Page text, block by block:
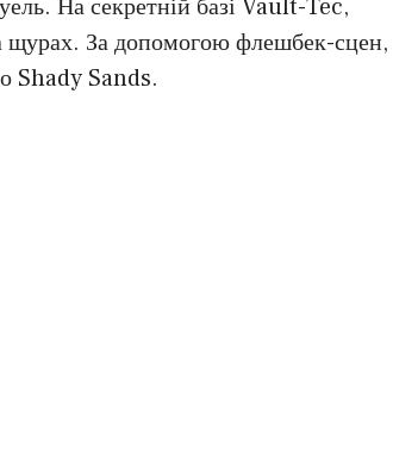
На секретній базі Vault-Tec,
щурах. За допомогою флешбек-сцен,
Shady Sands.